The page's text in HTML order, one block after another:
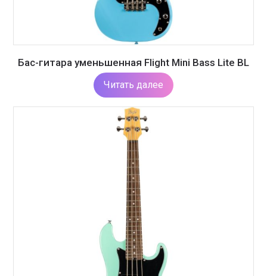
Бас-гитара уменьшенная Flight Mini Bass Lite BL
Читать далее